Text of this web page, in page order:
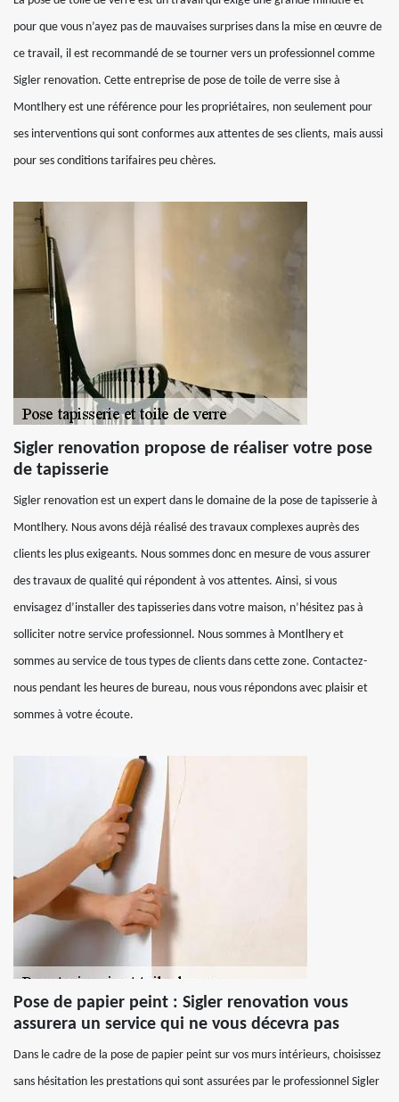
pour que vous n’ayez pas de mauvaises surprises dans la mise en œuvre de
ce travail, il est recommandé de se tourner vers un professionnel comme
Sigler renovation. Cette entreprise de pose de toile de verre sise à
Montlhery est une référence pour les propriétaires, non seulement pour
ses interventions qui sont conformes aux attentes de ses clients, mais aussi
pour ses conditions tarifaires peu chères.
Sigler renovation propose de réaliser votre pose
de tapisserie
Sigler renovation est un expert dans le domaine de la pose de tapisserie à
Montlhery. Nous avons déjà réalisé des travaux complexes auprès des
clients les plus exigeants. Nous sommes donc en mesure de vous assurer
des travaux de qualité qui répondent à vos attentes. Ainsi, si vous
envisagez d’installer des tapisseries dans votre maison, n’hésitez pas à
solliciter notre service professionnel. Nous sommes à Montlhery et
sommes au service de tous types de clients dans cette zone. Contactez-
nous pendant les heures de bureau, nous vous répondons avec plaisir et
sommes à votre écoute.
Pose de papier peint : Sigler renovation vous
assurera un service qui ne vous décevra pas
Dans le cadre de la pose de papier peint sur vos murs intérieurs, choisissez
sans hésitation les prestations qui sont assurées par le professionnel Sigler